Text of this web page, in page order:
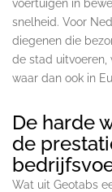
voertuigen in
snelheid. Voor
diegenen die
de stad uitvoeren,
waar dan ook in
De harde
de
Wat uit Geotabs